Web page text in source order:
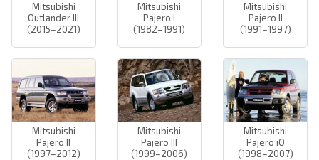
Mitsubishi
Outlander III
(2015–2021)
Mitsubishi
Pajero I
(1982–1991)
Mitsubishi
Pajero II
(1991–1997)
Mitsubishi
Pajero II
(1997–2012)
Mitsubishi
Pajero III
(1999–2006)
Mitsubishi
Pajero iO
(1998–2007)